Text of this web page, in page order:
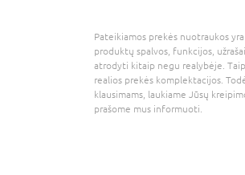
Pateikiamos prekės nuotraukos
produktų spalvos, funkcijos,
atrodyti kitaip negu realybėje.
realios prekės komplektacijos.
klausimams, laukiame Jūsų
prašome mus informuoti.